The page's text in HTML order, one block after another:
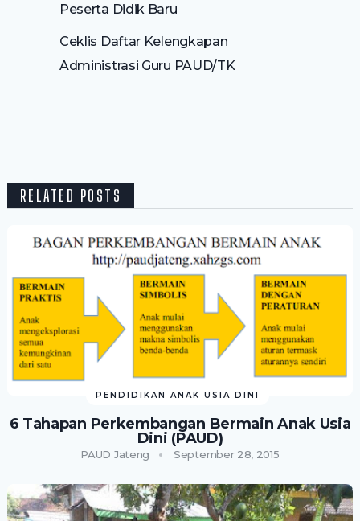
Peserta Didik Baru
Ceklis Daftar Kelengkapan
Administrasi Guru PAUD/TK
RELATED POSTS
PENDIDIKAN ANAK USIA DINI
6 Tahapan Perkembangan Bermain Anak Usia
Dini (PAUD)
PAUD Jateng September 28, 2015